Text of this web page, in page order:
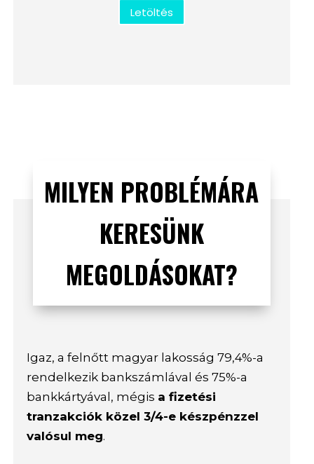
Letöltés
MILYEN PROBLÉMÁRA
KERESÜNK
MEGOLDÁSOKAT?
Igaz, a felnőtt magyar lakosság 79,4%-a
rendelkezik bankszámlával és 75%-a
bankkártyával, mégis a fizetési
tranzakciók közel 3/4-e készpénzzel
valósul meg.